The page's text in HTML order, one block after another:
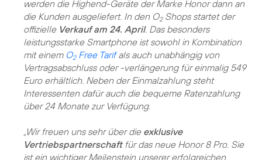
werden die Highend-Geräte der Marke Honor dann an
die Kunden ausgeliefert. In den O2Shops startet der
offizielle Verkauf am 24. April. Das besonders
leistungsstarke Smartphone ist sowohl in Kombination
mit einem O2Free Tarifals auch unabhängig von
Vertragsabschluss oder -verlängerung für einmalig 549
Euro erhältlich. Neben der Einmalzahlung steht
Interessenten dafür auch die bequeme Ratenzahlung
über 24 Monate zur Verfügung.
„Wir freuen uns sehr über die exklusive
Vertriebspartnerschaftfür das neue Honor 8 Pro. Sie
ist ein wichtiger Meilenstein unserer erfolgreichen